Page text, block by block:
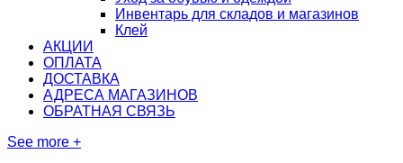
Инвентарь для складов и магазинов
Клей
АКЦИИ
ОПЛАТА
ДОСТАВКА
АДРЕСА МАГАЗИНОВ
ОБРАТНАЯ СВЯЗЬ
See more +